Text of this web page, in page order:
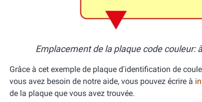
Emplacement de la plaque code
Grâce à cet exemple de plaque d'identification de
vous avez besoin de notre aide, vous pouvez écrire à
de la plaque que vous avez trouvée.